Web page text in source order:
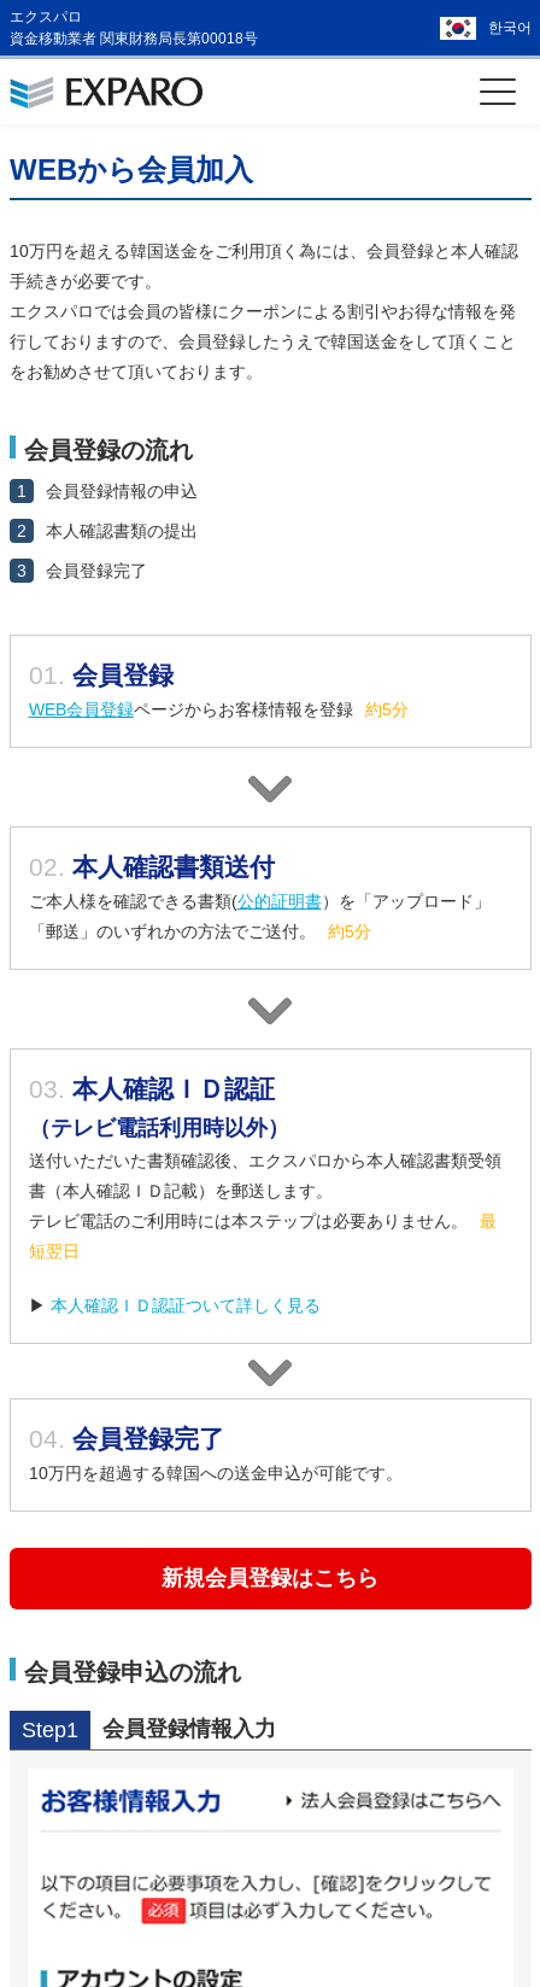
エクスパロ
資金移動業者 関東財務局長第00018号
한국어
WEBから会員加入
10万円を超える韓国送金をご利用頂く為には、会員登録と本人確認
手続きが必要です。
エクスパロでは会員の皆様にクーポンによる割引やお得な情報を発
行しておりますので、会員登録したうえで韓国送金をして頂くこと
をお勧めさせて頂いております。
会員登録の流れ
1 会員登録情報の申込
2 本人確認書類の提出
3 会員登録完了
01. 会員登録
WEB会員登録ページからお客様情報を登録 約5分
02. 本人確認書類送付
ご本人様を確認できる書類(公的証明書）を「アップロード」
「郵送」のいずれかの方法でご送付。
約5分
03. 本人確認ＩＤ認証
（テレビ電話利用時以外）
送付いただいた書類確認後、エクスパロから本人確認書類受領
書（本人確認ＩＤ記載）を郵送します。
テレビ電話のご利用時には本ステップは必要ありません。
最
短翌日
▶ 本人確認ＩＤ認証ついて詳しく見る
04. 会員登録完了
10万円を超過する韓国への送金申込が可能です。
新規会員登録はこちら
会員登録申込の流れ
Step1 会員登録情報入力